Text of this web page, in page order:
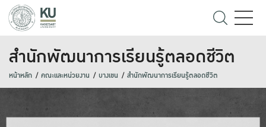
สำนักพัฒนาการเรียนรู้ตลอดชีวิต
หน้าหลัก คณะและหน่วยงาน บางเขน สำนักพัฒนาการเรียนรู้ตลอดชีวิต